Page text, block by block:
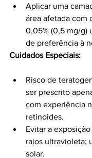
Aplicar uma
área afetada com
0,05% (0,5 mg/g)
de preferência à
Cuidados Especiais:
Risco de
ser prescrito
com experiência
retinoides.
Evitar a
raios ultravioleta;
solar.